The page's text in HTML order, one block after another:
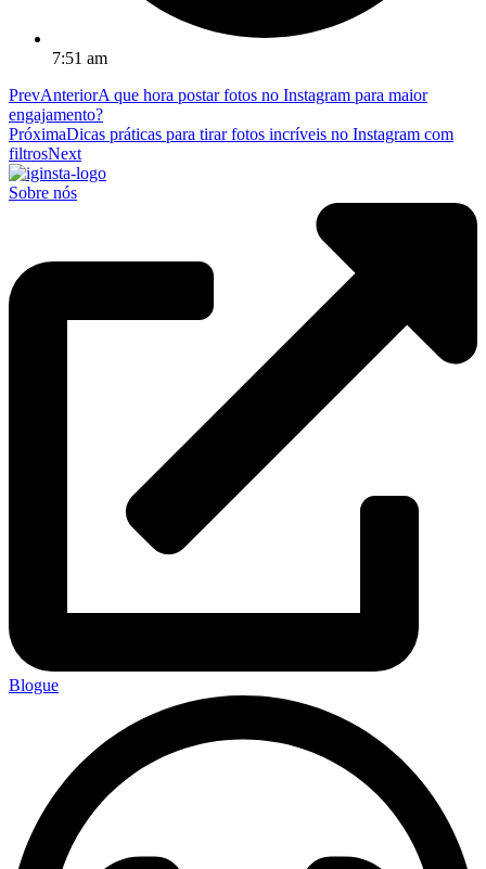
7:51 am
PrevAnteriorA que hora postar fotos no Instagram para maior
engajamento?
PróximaDicas práticas para tirar fotos incríveis no Instagram com
filtrosNext
Sobre nós
Blogue